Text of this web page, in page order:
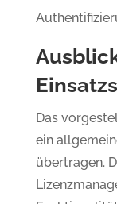
Das
ein
übertragen.